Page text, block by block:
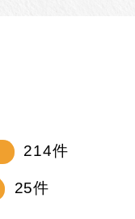
214件
25件